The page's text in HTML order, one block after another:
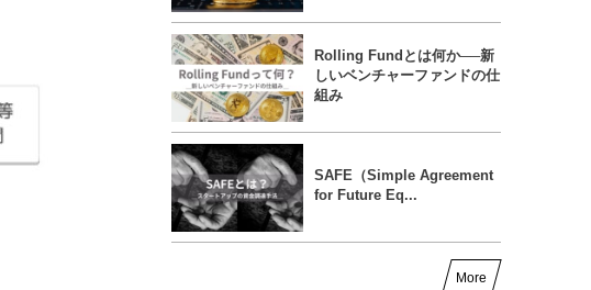
Rolling Fundとは何か──新
しいベンチャーファンドの仕
組み
SAFE（Simple Agreement
for Future Eq...
More